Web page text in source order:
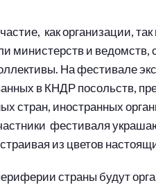
как организации,
министерств и
На фестивале
в КНДР посольств,
стран, иностранных
фестиваля
из цветов
страны будут